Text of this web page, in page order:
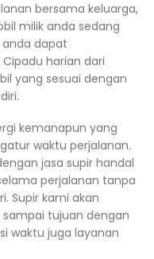
bersama keluarga,
milik anda sedang
dapat
harian dari
yang sesuai dengan
kemanapun yang
waktu perjalanan.
jasa supir handal
perjalanan tanpa
Supir kami akan
tujuan dengan
waktu juga layanan